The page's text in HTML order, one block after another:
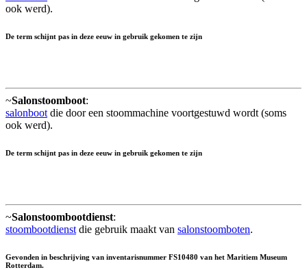
ook werd).
De term schijnt pas in deze eeuw in gebruik gekomen te zijn
~Salonstoomboot:
salonboot die door een stoommachine voortgestuwd wordt (soms
ook werd).
De term schijnt pas in deze eeuw in gebruik gekomen te zijn
~Salonstoombootdienst:
stoombootdienst die gebruik maakt van salonstoomboten.
Gevonden in beschrijving van inventarisnummer FS10480 van het Maritiem Museum
Rotterdam.